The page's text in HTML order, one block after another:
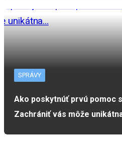
SPRÁVY
Ako poskytnúť prvú pomoc
Zachrániť vás môže